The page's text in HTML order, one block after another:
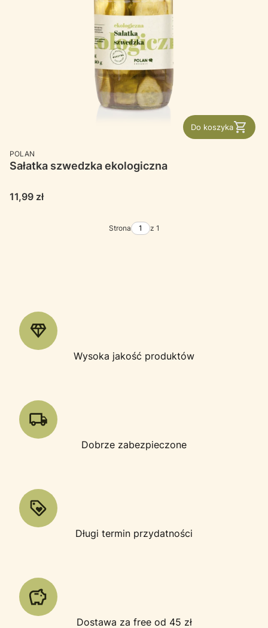
Do koszyka
PRODUCENT
POLAN
Sałatka szwedzka ekologiczna
Cena
11,99 zł
Strona z 1
Wysoka jakość produktów
Dobrze zabezpieczone
Długi termin przydatności
Dostawa za free od 45 zł